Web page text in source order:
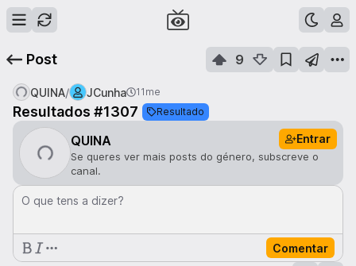
Post 9
QUINA/ JCunha 11me
Resultados #1307 Resultado
QUINA Entrar
Se queres ver mais posts do género, subscreve o
canal.
O que tens a dizer?
Comentar